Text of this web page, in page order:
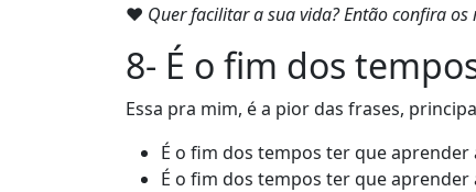
❤ Quer facilitar a sua vida? Então confira
8- É o fim dos
Essa pra mim, é a pior das frases,
É o fim dos tempos ter que aprender
É o fim dos tempos ter que aprender